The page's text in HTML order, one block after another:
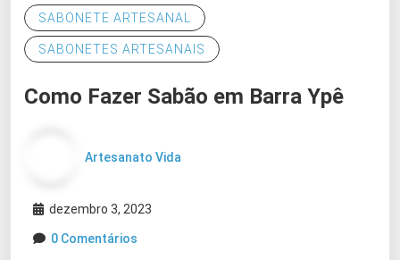
SABONETE ARTESANAL
SABONETES ARTESANAIS
Como Fazer Sabão em Barra Ypê
Artesanato Vida
dezembro 3, 2023
0 Comentários